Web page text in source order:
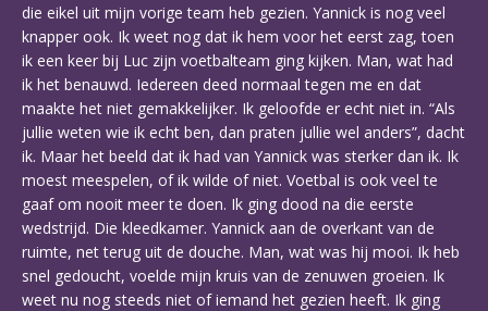
die eikel uit mijn vorige team heb gezien. Yannick is nog veel
knapper ook. Ik weet nog dat ik hem voor het eerst zag, toen
ik een keer bij Luc zijn voetbalteam ging kijken. Man, wat had
ik het benauwd. Iedereen deed normaal tegen me en dat
maakte het niet gemakkelijker. Ik geloofde er echt niet in. “Als
jullie weten wie ik echt ben, dan praten jullie wel anders”, dacht
ik. Maar het beeld dat ik had van Yannick was sterker dan ik. Ik
moest meespelen, of ik wilde of niet. Voetbal is ook veel te
gaaf om nooit meer te doen. Ik ging dood na die eerste
wedstrijd. Die kleedkamer. Yannick aan de overkant van de
ruimte, net terug uit de douche. Man, wat was hij mooi. Ik heb
snel gedoucht, voelde mijn kruis van de zenuwen groeien. Ik
weet nu nog steeds niet of iemand het gezien heeft. Ik ging